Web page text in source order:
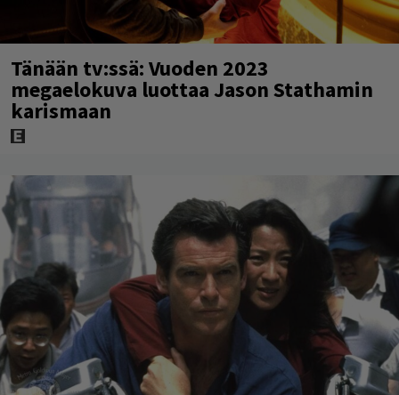
Tänään tv:ssä: Vuoden 2023
megaelokuva luottaa Jason Stathamin
karismaan